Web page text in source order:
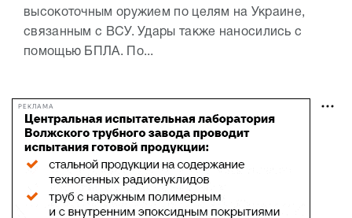
высокоточным оружием по целям на Украине,
связанным с ВСУ. Удары также наносились с
помощью БПЛА. По...
РЕКЛАМА